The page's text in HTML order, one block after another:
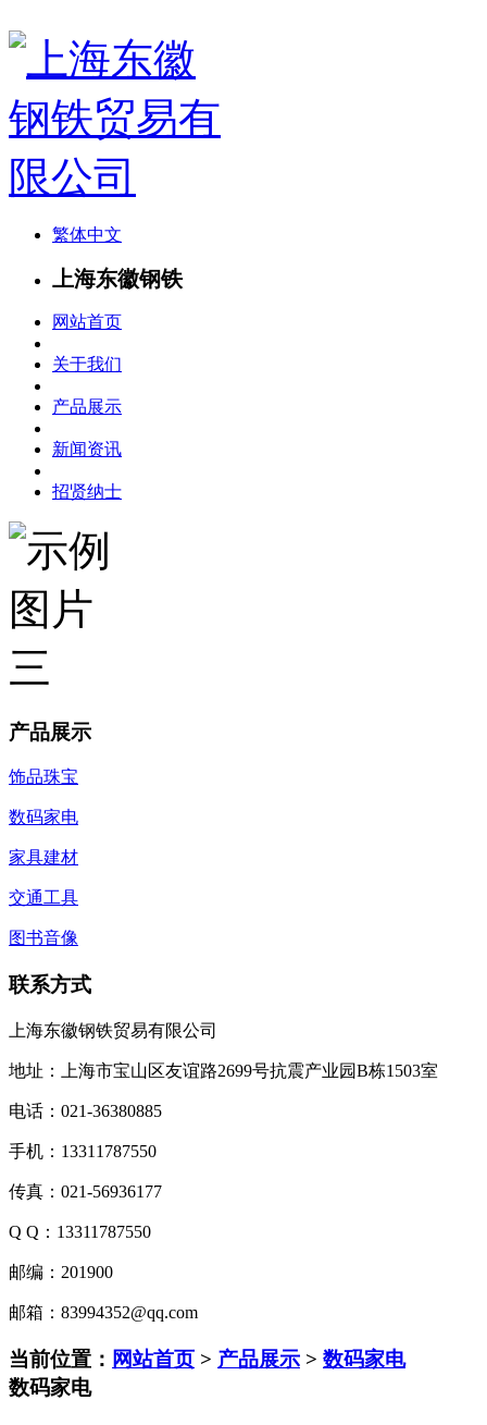
繁体中文
上海东徽钢铁
网站首页
关于我们
产品展示
新闻资讯
招贤纳士
产品展示
饰品珠宝
数码家电
家具建材
交通工具
图书音像
联系方式
上海东徽钢铁贸易有限公司
地址：上海市宝山区友谊路2699号抗震产业园B栋1503室
电话：021-36380885
手机：13311787550
传真：021-56936177
Q Q：13311787550
邮编：201900
邮箱：83994352@qq.com
当前位置： 网站首页 > 产品展示 > 数码家电
数码家电